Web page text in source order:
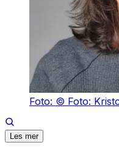
Foto: © Foto:
Les mer